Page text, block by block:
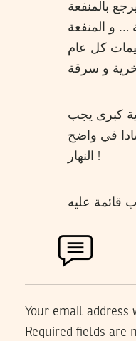
بالمنفعة
… و المنفعة
المليمات كل عام
كبرى يجب
في واضح
النهار !
Your email address
Required fields are